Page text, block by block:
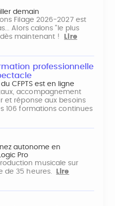
demain
Filage 2026-2027 est
Alors calons "le plus
maintenant !
Lire
professionnelle
CFPTS est en ligne
accompagnement
et réponse aux besoins
106 formations continues
autonome en
Pro
musicale sur
de 35 heures.
Lire